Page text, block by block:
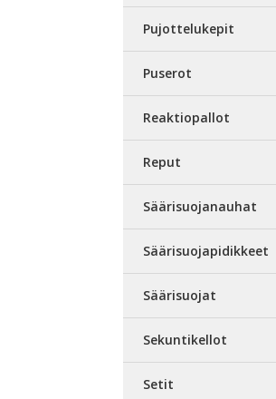
Pujottelukepit
Puserot
Reaktiopallot
Reput
Säärisuojanauhat
Säärisuojapidikkeet
Säärisuojat
Sekuntikellot
Setit